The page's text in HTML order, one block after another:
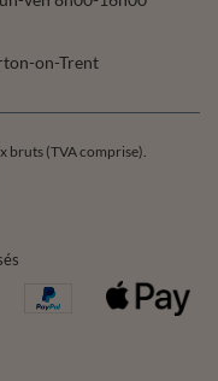
on-Trent
bruts (TVA comprise).